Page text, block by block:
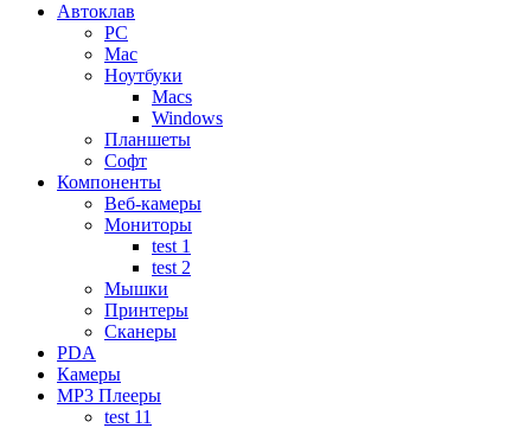
Автоклав
PC
Mac
Ноутбуки
Macs
Windows
Планшеты
Софт
Компоненты
Веб-камеры
Мониторы
test 1
test 2
Мышки
Принтеры
Сканеры
PDA
Камеры
MP3 Плееры
test 11